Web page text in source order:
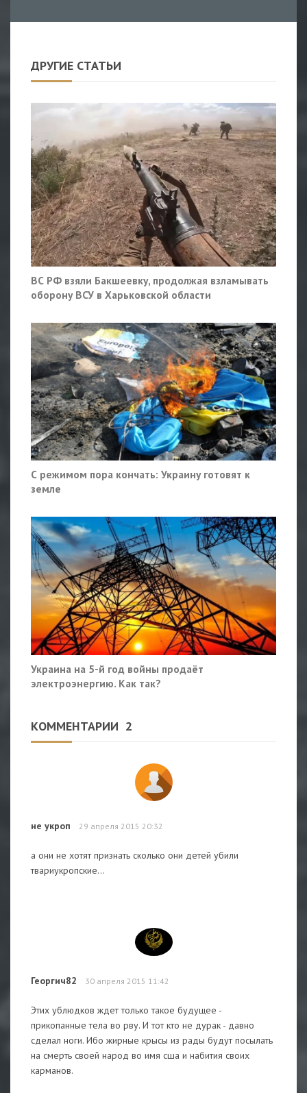
ДРУГИЕ СТАТЬИ
ВС РФ взяли Бакшеевку, продолжая взламывать
оборону ВСУ в Харьковской области
С режимом пора кончать: Украину готовят к
земле
Украина на 5-й год войны продаёт
электроэнергию. Как так?
КОММЕНТАРИИ 2
не укроп 29 апреля 2015 20:32
а они не хотят признать сколько они детей убили
твариукропские...
Георгич82 30 апреля 2015 11:42
Этих ублюдков ждет только такое будущее -
прикопанные тела во рву. И тот кто не дурак - давно
сделал ноги. Ибо жирные крысы из рады будут посылать
на смерть своей народ во имя сша и набития своих
карманов.